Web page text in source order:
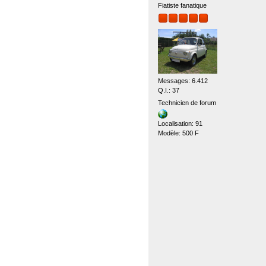
Fiatiste fanatique
Messages: 6.412
Q.I.: 37
Technicien de forum
Localisation: 91
Modèle: 500 F